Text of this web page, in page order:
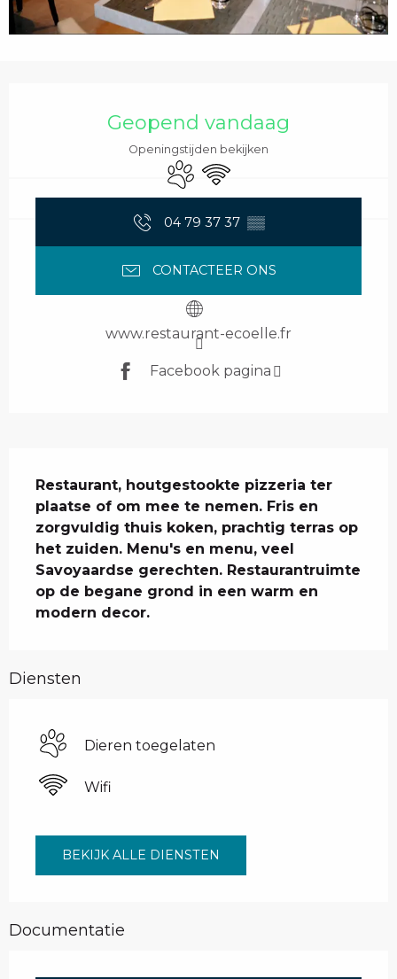
Geopend vandaag
Openingstijden bekijken
Dieren toegelaten
Wifi
04 79 37 37 ▒▒
CONTACTEER ONS
www.restaurant-ecoelle.fr
Facebook pagina
Restaurant, houtgestookte pizzeria ter
plaatse of om mee te nemen. Fris en
zorgvuldig thuis koken, prachtig terras op
het zuiden. Menu's en menu, veel
Savoyaardse gerechten. Restaurantruimte
op de begane grond in een warm en
modern decor.
Diensten
Dieren toegelaten
Wifi
BEKIJK ALLE DIENSTEN
Documentatie